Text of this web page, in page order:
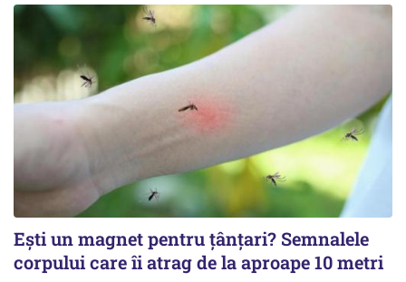
Ești un magnet pentru țânțari? Semnalele
corpului care îi atrag de la aproape 10 metri